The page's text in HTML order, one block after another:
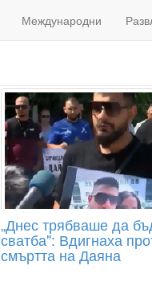
Международни
„Днес трябваше да
сватба": Вдигнаха
смъртта на Даяна